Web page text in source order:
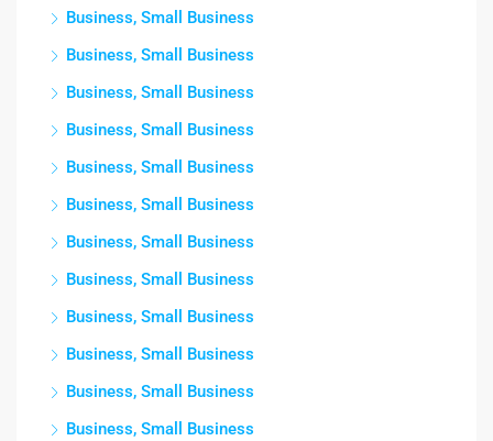
Business, Small Business
Business, Small Business
Business, Small Business
Business, Small Business
Business, Small Business
Business, Small Business
Business, Small Business
Business, Small Business
Business, Small Business
Business, Small Business
Business, Small Business
Business, Small Business